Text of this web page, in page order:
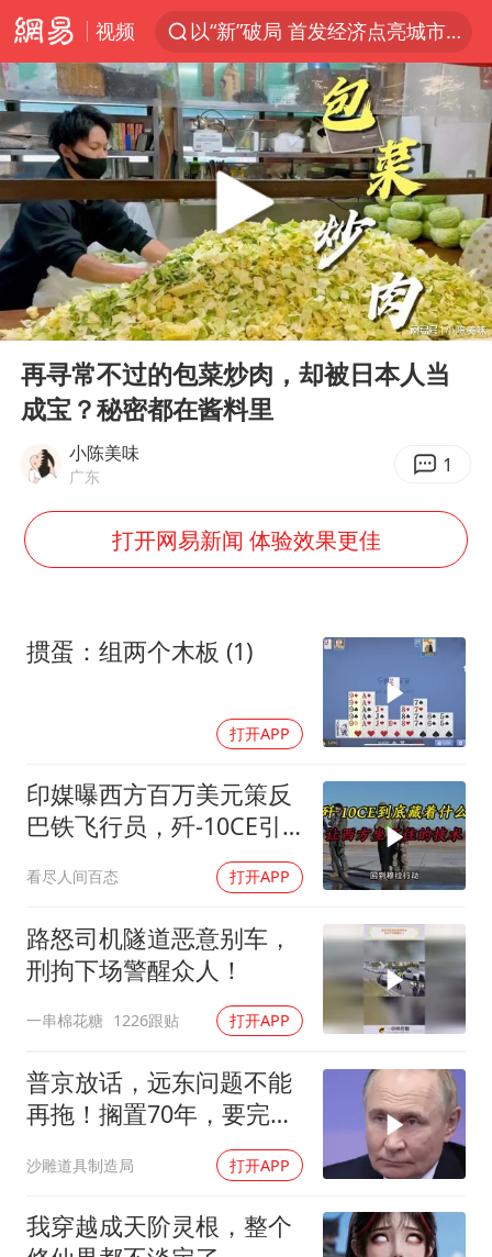
视频
以“新”破局 首发经济点亮城市消费活力
中方回应是否在太平洋海底开采稀土
看守所辅警收受10万获刑1年
宇树科技发行价格150.80元/股
宇树科技王兴兴身家有望超200亿元
五粮液渠道价一箱上涨近百元
CIA被曝已秘密设立古巴工作组
法国将禁止“未经同意的电话营销”
吉林一“温度计大楼”读数爆表
“深圳地面沉降致车辆损坏”不实
80后女柜员逆袭成4200亿银行副行长
24小时不关空调 电费会更低吗
奋进开新局 实干挑大梁
Play
00:00 04:25
再寻常不过的包菜炒肉，却被日本人当
成宝？秘密都在酱料里
小陈美味
广东 1
打开网易新闻 体验效果更佳
掼蛋：组两个木板 (1)
打开APP
印媒曝西方百万美元策反
巴铁飞行员，歼-10CE引
看尽人间百态 打开APP
路怒司机隧道恶意别车，
刑拘下场警醒众人！
一串棉花糖 1226跟贴 打开APP
普京放话，远东问题不能
再拖！搁置70年，要完成
沙雕道具制造局 打开APP
我穿越成天阶灵根，整个